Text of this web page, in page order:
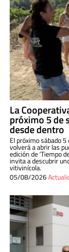
La
próximo 5 de
desde dentro
El próximo sábado
volverá a abrir las
edición de ‘Tiempo
invita a descubrir
vitivinícola.
05/08/2026